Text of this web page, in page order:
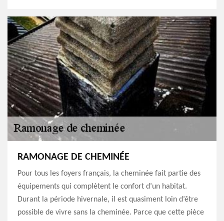
RAMONAGE DE CHEMINÉE
Pour tous les foyers français, la cheminée fait partie des
équipements qui complètent le confort d’un habitat.
Durant la période hivernale, il est quasiment loin d’être
possible de vivre sans la cheminée. Parce que cette pièce